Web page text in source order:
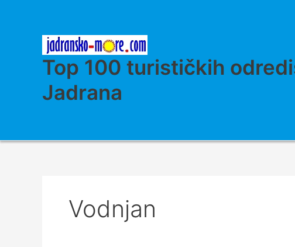
Top 100 turističkih
Jadrana
Vodnjan